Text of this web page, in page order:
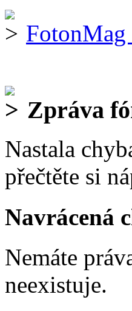
Zpráva
Nastala
přečtěte si
Navrácená
Nemáte
neexistuje.